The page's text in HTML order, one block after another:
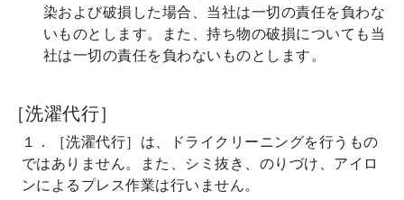
染および破損した場合、当社は一切の責任を負わな
いものとします。また、持ち物の破損についても当
社は一切の責任を負わないものとします。
［洗濯代行］
１．［洗濯代行］は、ドライクリーニングを行うもの
ではありません。また、シミ抜き、のりづけ、アイロ
ンによるプレス作業は行いません。